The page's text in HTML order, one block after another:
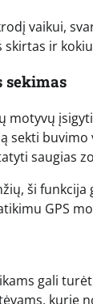
vaikui,
ir
sekimas
motyvų
sekti
saugias
ši
GPS
gali
kurie